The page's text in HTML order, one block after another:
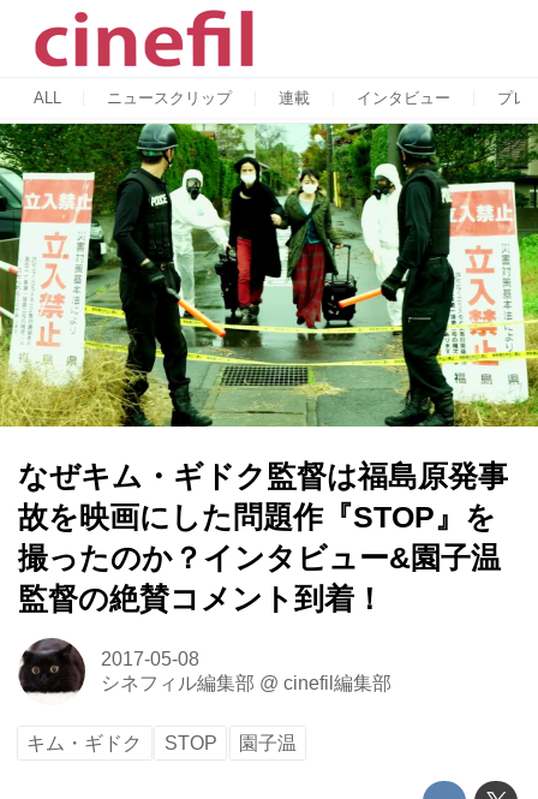
ALL ニュースクリップ 連載 インタビュー プレ
なぜキム・ギドク監督は福島原発事
故を映画にした問題作『STOP』を
撮ったのか？インタビュー&園子温
監督の絶賛コメント到着！
2017-05-08
シネフィル編集部 @ cinefil編集部
キム・ギドク STOP 園子温